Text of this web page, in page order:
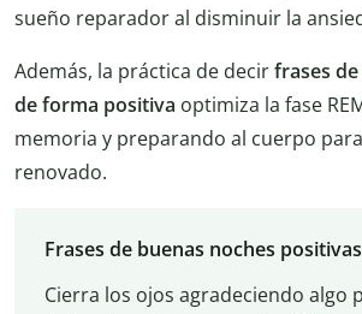
sueño reparador al disminuir la
Además, la práctica de decirfrases de
de forma positiva optimiza la fase
memoria y preparando al cuerpo
renovado.
Frases de buenas noches
Cierra los ojos agradeciendo algo